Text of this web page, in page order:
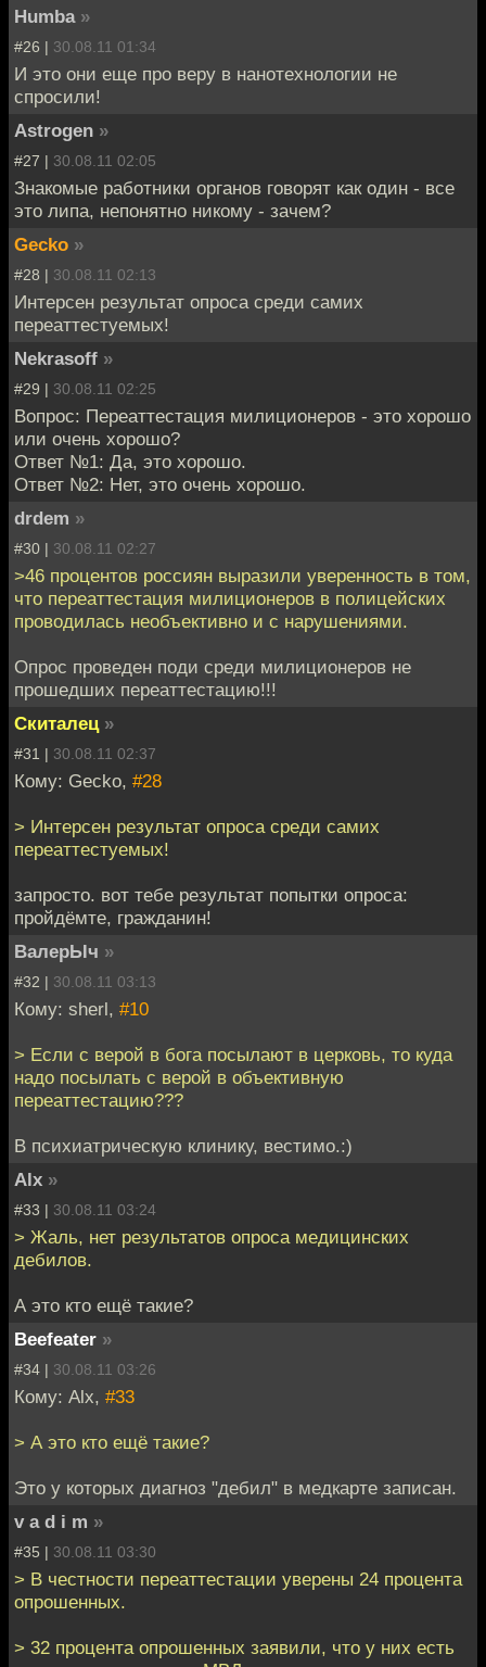
Humba »
#26 | 30.08.11 01:34
И это они еще про веру в нанотехнологии не
спросили!
Astrogen »
#27 | 30.08.11 02:05
Знакомые работники органов говорят как один - все
это липа, непонятно никому - зачем?
Gecko »
#28 | 30.08.11 02:13
Интерсен результат опроса среди самих
переаттестуемых!
Nekrasoff »
#29 | 30.08.11 02:25
Вопрос: Переаттестация милиционеров - это хорошо
или очень хорошо?
Ответ №1: Да, это хорошо.
Ответ №2: Нет, это очень хорошо.
drdem »
#30 | 30.08.11 02:27
>46 процентов россиян выразили уверенность в том,
что переаттестация милиционеров в полицейских
проводилась необъективно и с нарушениями.
Опрос проведен поди среди милиционеров не
прошедших переаттестацию!!!
Скиталец »
#31 | 30.08.11 02:37
Кому: Gecko, #28
> Интерсен результат опроса среди самих
переаттестуемых!
запросто. вот тебе результат попытки опроса:
пройдёмте, гражданин!
ВалерЫч »
#32 | 30.08.11 03:13
Кому: sherl, #10
> Если с верой в бога посылают в церковь, то куда
надо посылать с верой в объективную
переаттестацию???
В психиатрическую клинику, вестимо.:)
Alx »
#33 | 30.08.11 03:24
> Жаль, нет результатов опроса медицинских
дебилов.
А это кто ещё такие?
Beefeater »
#34 | 30.08.11 03:26
Кому: Alx, #33
> А это кто ещё такие?
Это у которых диагноз "дебил" в медкарте записан.
v a d i m »
#35 | 30.08.11 03:30
> В честности переаттестации уверены 24 процента
опрошенных.
> 32 процента опрошенных заявили, что у них есть